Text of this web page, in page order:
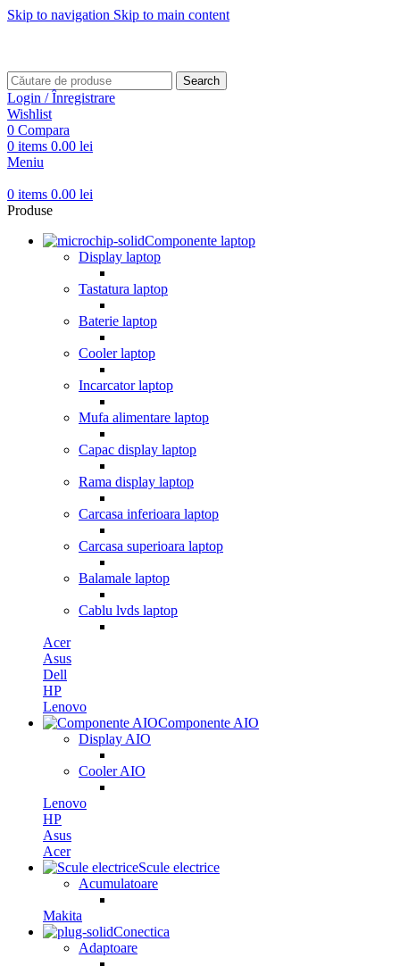
Skip to navigation Skip to main content
Search
Login / Înregistrare
Wishlist
0 Compara
0 items 0.00 lei
Meniu
0 items 0.00 lei
Produse
Componente laptop
Display laptop
Tastatura laptop
Baterie laptop
Cooler laptop
Incarcator laptop
Mufa alimentare laptop
Capac display laptop
Rama display laptop
Carcasa inferioara laptop
Carcasa superioara laptop
Balamale laptop
Cablu lvds laptop
Acer
Asus
Dell
HP
Lenovo
Componente AIO
Display AIO
Cooler AIO
Lenovo
HP
Asus
Acer
Scule electrice
Acumulatoare
Makita
Conectica
Adaptoare